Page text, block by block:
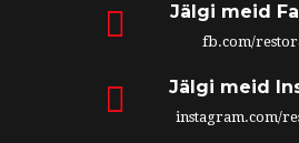
Jälgi meid
fb.com/
Jälgi meid
instagram.com/